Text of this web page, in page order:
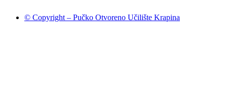
© Copyright – Pučko Otvoreno Učilište Krapina